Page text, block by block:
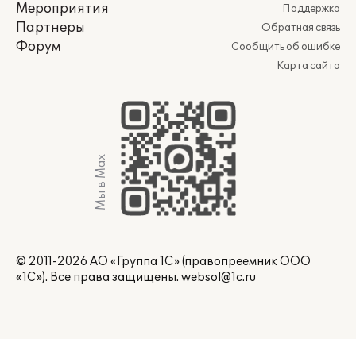
Мероприятия
Партнеры
Форум
Поддержка
Обратная связь
Сообщить об ошибке
Карта сайта
Мы в Max
© 2011-2026 АО «Группа 1С» (правопреемник ООО
«1С»). Все права защищены. websol@1c.ru